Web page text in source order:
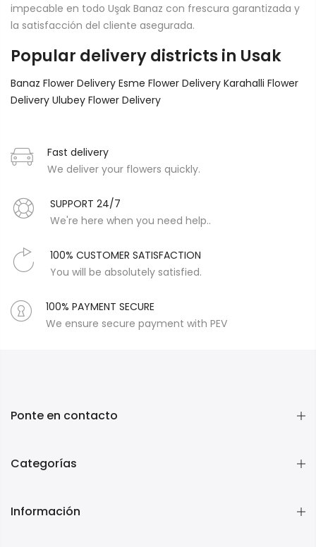
impecable en todo Uşak Banaz con frescura garantizada y
la satisfacción del cliente asegurada.
Popular delivery districts in Usak
Banaz Flower Delivery Esme Flower Delivery Karahalli Flower
Delivery Ulubey Flower Delivery
Fast delivery
We deliver your flowers quickly.
SUPPORT 24/7
We're here when you need help..
100% CUSTOMER SATISFACTION
You will be absolutely satisfied.
100% PAYMENT SECURE
We ensure secure payment with PEV
Ponte en contacto
Categorías
Información